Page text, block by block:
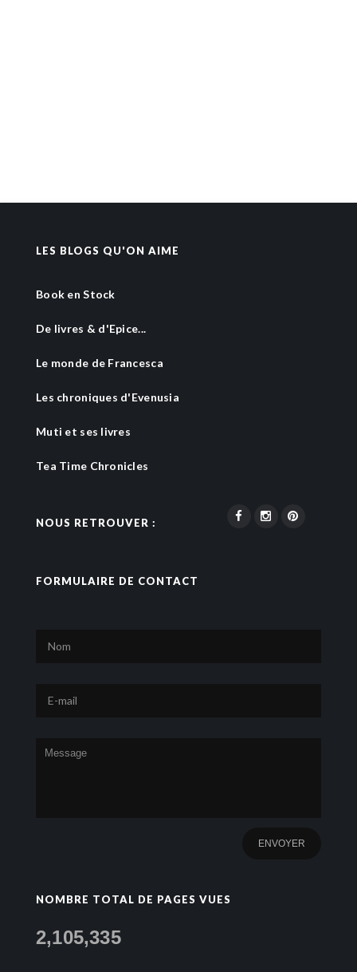
LES BLOGS QU'ON AIME
Book en Stock
De livres & d'Epice...
Le monde de Francesca
Les chroniques d'Evenusia
Muti et ses livres
Tea Time Chronicles
NOUS RETROUVER :
FORMULAIRE DE CONTACT
NOMBRE TOTAL DE PAGES VUES
2,105,335